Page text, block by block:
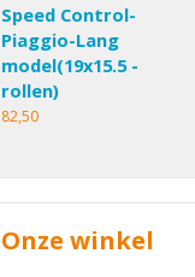
Speed Control-
Piaggio-Lang
model(19x15.5 -
rollen)
82,50
Onze winkel